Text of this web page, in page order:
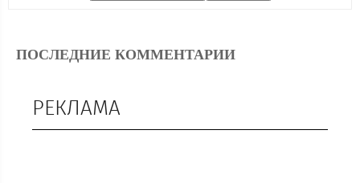
ПОСЛЕДНИЕ КОММЕНТАРИИ
РЕКЛАМА